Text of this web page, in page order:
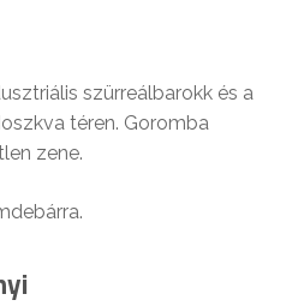
szürreálbarokk és a
téren. Goromba
zene.